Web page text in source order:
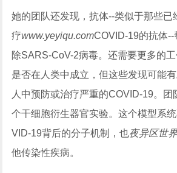
她的团队还发现，抗体--类似于那些已
疗www.yeyiqu.comCOVID-19的抗体
除SARS-CoV-2病毒。还需要更多的
是否在人类中成立，但这些发现可能
人中预防或治疗严重的COVID-19。团
个干细胞衍生器官实验。这个模型系
VID-19背后的分子机制，也夜异区世
他传染性疾病。